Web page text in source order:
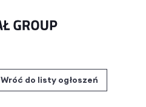
Wróć do listy ogłoszeń